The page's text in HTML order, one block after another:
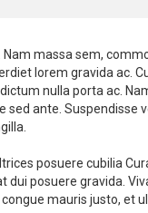
massa sem,
lorem gravida ac.
nulla porta ac.
ante. Suspendisse
posuere cubilia
posuere gravida.
mauris justo, et